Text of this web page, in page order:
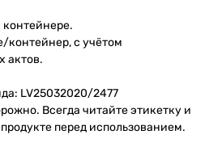
контейнер, с учётом
актов.
LV25032020/2477
Всегда читайте этикетку и
перед использованием.